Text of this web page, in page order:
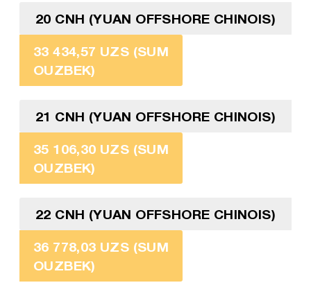
20 CNH (YUAN OFFSHORE CHINOIS)
33 434,57 UZS (SUM
OUZBEK)
21 CNH (YUAN OFFSHORE CHINOIS)
35 106,30 UZS (SUM
OUZBEK)
22 CNH (YUAN OFFSHORE CHINOIS)
36 778,03 UZS (SUM
OUZBEK)